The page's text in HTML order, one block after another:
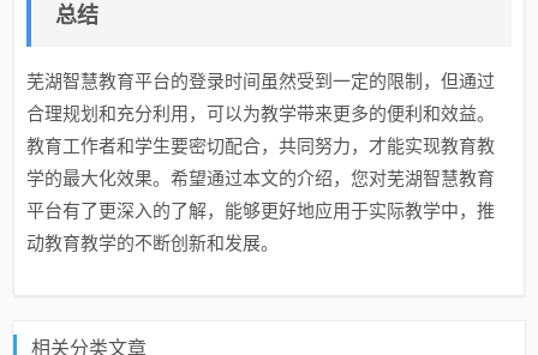
总结
芜湖智慧教育平台的登录时间虽然受到一定的限制，但通过
合理规划和充分利用，可以为教学带来更多的便利和效益。
教育工作者和学生要密切配合，共同努力，才能实现教育教
学的最大化效果。希望通过本文的介绍，您对芜湖智慧教育
平台有了更深入的了解，能够更好地应用于实际教学中，推
动教育教学的不断创新和发展。
相关分类文章